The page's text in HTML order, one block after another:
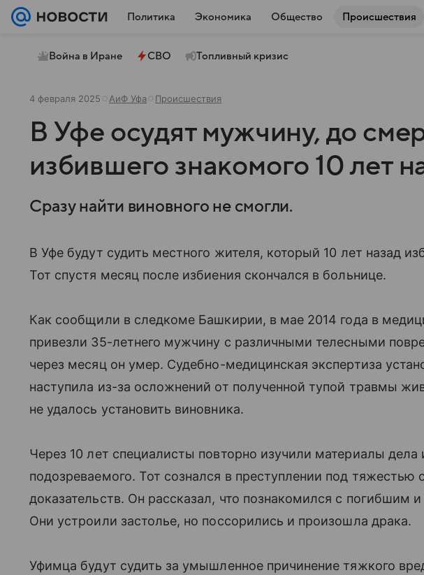
Политика Экономика Общество Происшествия
Война в Иране СВО Топливный кризис
4 февраля 2025 АиФ Уфа Происшествия
В Уфе осудят мужчину, до
избившего знакомого 10 лет
Сразу найти виновного не смогли.
В Уфе будут судить местного жителя, который 10 лет назад
Тот спустя месяц после избиения скончался в больнице.
Как сообщили в следкоме Башкирии, в мае 2014 года в
привезли 35-летнего мужчину с различными телесными
через месяц он умер. Судебно-медицинская экспертиза
наступила из-за осложнений от полученной тупой травмы
не удалось установить виновника.
Через 10 лет специалисты повторно изучили материалы дела
подозреваемого. Тот сознался в преступлении под тяжестью
доказательств. Он рассказал, что познакомился с погибшим
Они устроили застолье, но поссорились и произошла драка.
Уфимца будут судить за умышленное причинение тяжкого